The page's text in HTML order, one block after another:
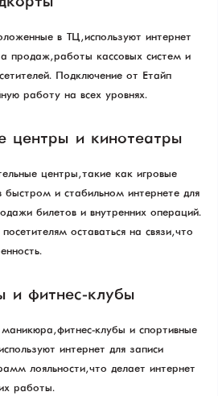
в ТЦ, используют интернет
продаж, работы кассовых систем и
Подключение от Етайп
работу на всех уровнях.
центры и кинотеатры
центры, такие как игровые
быстром и стабильном интернете для
билетов и внутренних операций.
оставаться на связи, что
и фитнес-клубы
фитнес-клубы и спортивные
интернет для записи
лояльности, что делает интернет
работы.